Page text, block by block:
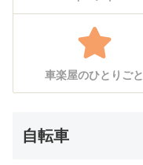
車楽屋のひとりごと
自転車